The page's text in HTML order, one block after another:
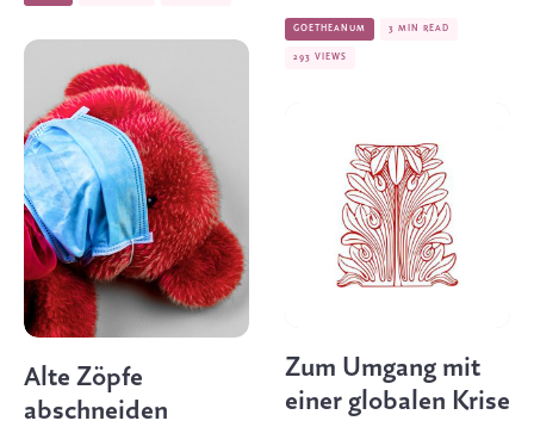
Alte Zöpfe
abschneiden
GOETHEANUM 3 MIN READ
293 VIEWS
Zum Umgang mit
einer globalen Krise